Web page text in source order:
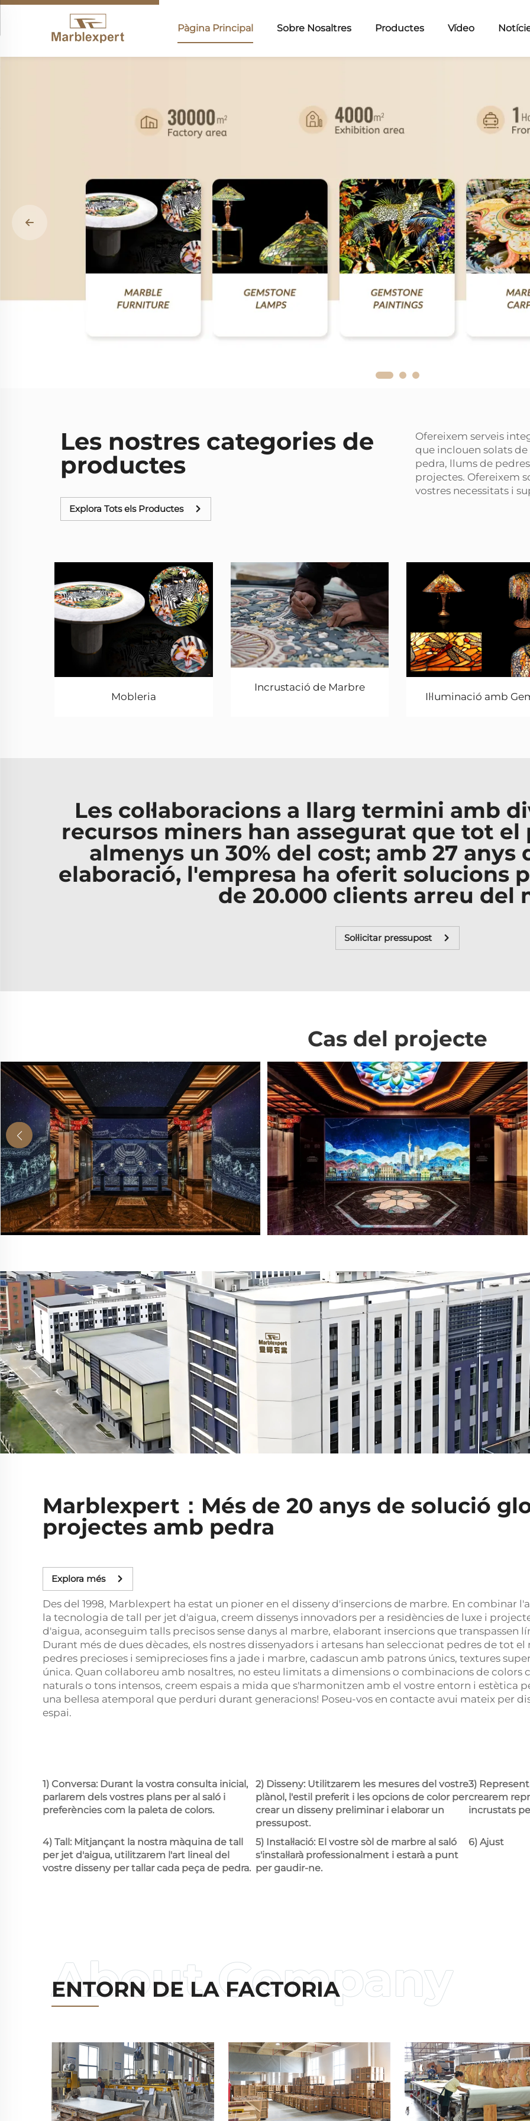
Pàgina Principal Sobre Nosaltres Productes Vídeo
Les nostres categories de
productes
Explora Tots els Productes
Ofereixem serveis
que inclouen solats
pedra, llums de
projectes. Ofereixem
vostres necessitats i
Mobleria
Incrustació de Marbre
Il·luminació amb
Les col·laboracions a llarg termini amb
recursos miners han assegurat que tot
almenys un 30% del cost; amb 27 anys
elaboració, l'empresa ha oferit solucions
de 20.000 clients arreu del
Sol·licitar pressupost
Cas del projecte
Marblexpert：Més de 20 anys de solució
projectes amb pedra
Explora més
Des del 1998, Marblexpert ha estat un pioner en el disseny d'insercions de marbre. En combinar
la tecnologia de tall per jet d'aigua, creem dissenys innovadors per a residències de luxe i
d'aigua, aconseguim talls precisos sense danys al marbre, elaborant insercions que transpassen
Durant més de dues dècades, els nostres dissenyadors i artesans han seleccionat pedres de tot
pedres precioses i semiprecioses fins a jade i marbre, cadascun amb patrons únics, textures
única. Quan col·laboreu amb nosaltres, no esteu limitats a dimensions o combinacions de colors
naturals o tons intensos, creem espais a mida que s'harmonitzen amb el vostre entorn i estètica
una bellesa atemporal que perduri durant generacions! Poseu-vos en contacte avui mateix per
espai.
1) Conversa: Durant la vostra consulta inicial,
parlarem dels vostres plans per al saló i
preferències com la paleta de colors.
2) Disseny: Utilitzarem les mesures del vostre
plànol, l'estil preferit i les opcions de color per
crear un disseny preliminar i elaborar un
pressupost.
3)
crearem
incrustats
4) Tall: Mitjançant la nostra màquina de tall
per jet d'aigua, utilitzarem l'art lineal del
vostre disseny per tallar cada peça de pedra.
5) Instal·lació: El vostre sòl de marbre al saló
s'instal·larà professionalment i estarà a punt
per gaudir-ne.
6) Ajust
ENTORN DE LA FACTORIA